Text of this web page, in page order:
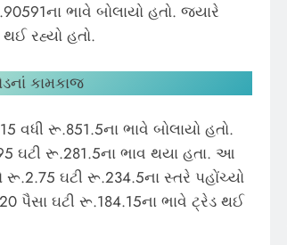
ભાવે બોલાયો હતો. જ્યારે
રહ્યો હતો.
કામકાજ
વધી રૂ.851.5ના ભાવે બોલાયો હતો.
ઘટી રૂ.281.5ના ભાવ થયા હતા. આ
ઘટી રૂ.234.5ના સ્તરે પહોંચ્યો
પૈસા ઘટી રૂ.184.15ના ભાવે ટ્રેડ થઈ